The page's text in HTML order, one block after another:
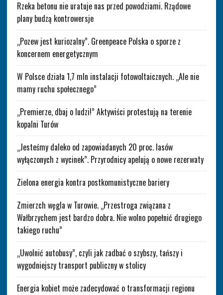
Rzeka betonu nie uratuje nas przed powodziami. Rządowe
plany budzą kontrowersje
„Pozew jest kuriozalny”. Greenpeace Polska o sporze z
koncernem energetycznym
W Polsce działa 1,7 mln instalacji fotowoltaicznych. „Ale nie
mamy ruchu społecznego”
„Premierze, dbaj o ludzi!” Aktywiści protestują na terenie
kopalni Turów
„Jesteśmy daleko od zapowiadanych 20 proc. lasów
wyłączonych z wycinek”. Przyrodnicy apelują o nowe rezerwaty
Zielona energia kontra postkomunistyczne bariery
Zmierzch węgla w Turowie. „Przestroga związana z
Wałbrzychem jest bardzo dobra. Nie wolno popełnić drugiego
takiego ruchu”
„Uwolnić autobusy”, czyli jak zadbać o szybszy, tańszy i
wygodniejszy transport publiczny w stolicy
Energia kobiet może zadecydować o transformacji regionu